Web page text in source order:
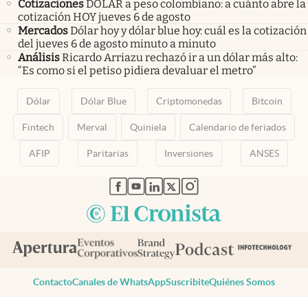
CotizacionesDÓLAR a peso colombiano: a cuánto abre la
cotización HOY jueves 6 de agosto
MercadosDólar hoy y dólar blue hoy: cuál es la cotización
del jueves 6 de agosto minuto a minuto
AnálisisRicardo Arriazu rechazó ir a un dólar más alto:
“Es como si el petiso pidiera devaluar el metro”
Dólar Dólar Blue Criptomonedas Bitcoin
Fintech Merval Quiniela Calendario de feriados
AFIP Paritarias Inversiones ANSES
abre en nueva pestaña
abre en nueva pestaña
abre en nueva pestaña
abre en nueva pestaña
abre en nueva pestaña
ContactoCanales de WhatsAppSuscribiteQuiénes Somos